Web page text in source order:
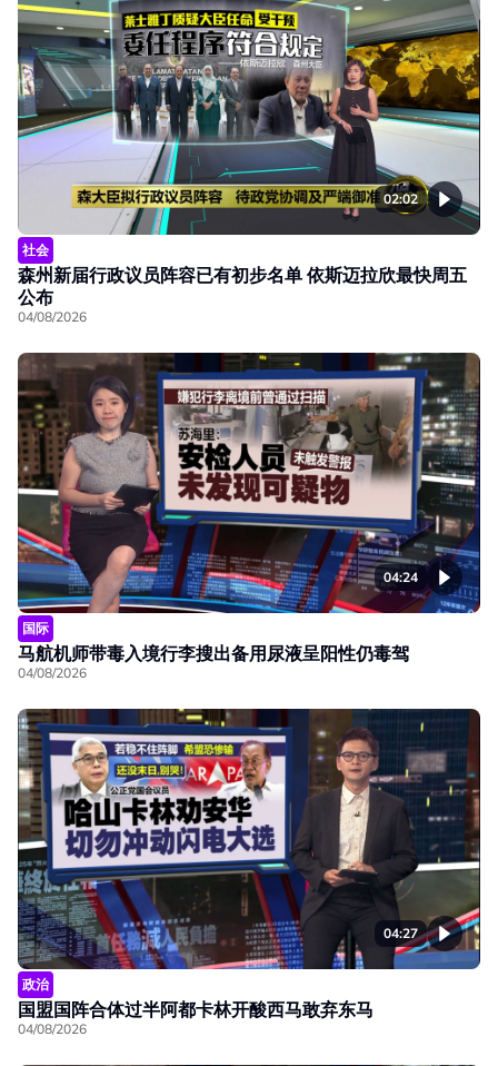
02:02
社会
森州新届行政议员阵容已有初步名单 依斯迈拉欣最快周五
公布
04/08/2026
04:24
国际
马航机师带毒入境行李搜出备用尿液呈阳性仍毒驾
04/08/2026
04:27
政治
国盟国阵合体过半阿都卡林开酸西马敢弃东马
04/08/2026